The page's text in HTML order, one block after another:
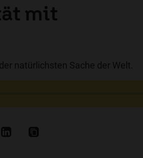
mit
natürlichsten Sache der Welt.